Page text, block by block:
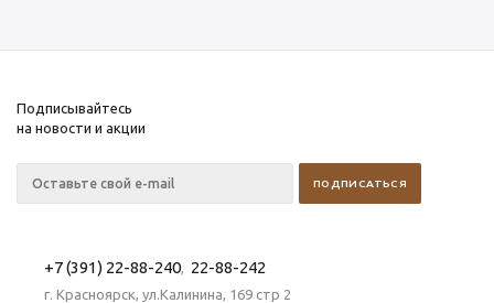
Подписывайтесь
на новости и акции
+7 (391) 22-88-240 22-88-242
г. Красноярск, ул.Калинина, 169 стр 2